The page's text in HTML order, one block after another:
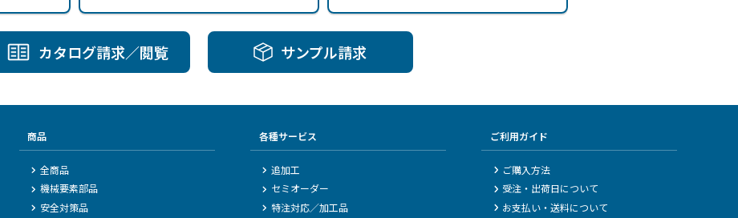
カタログ請求／閲覧 サンプル請求
商品
全商品
機械要素部品
安全対策品
各種サービス
追加工
セミオーダー
特注対応／加工品
ご利用ガイド
ご購入方法
受注・出荷日について
お支払い・送料について